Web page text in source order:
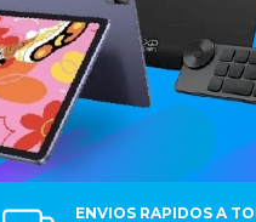
ENVIOS RAPIDOS A